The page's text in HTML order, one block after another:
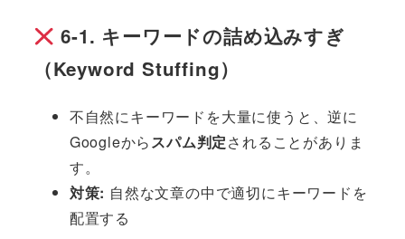
6-1. キーワードの詰め込みすぎ
（Keyword Stuffing）
不自然にキーワードを大量に使うと、逆に
Googleからスパム判定されることがありま
す。
対策: 自然な文章の中で適切にキーワードを
配置する